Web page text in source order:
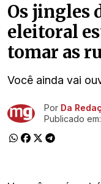
Os jingles
eleitoral
tomar as
Você ainda vai
Ir direto pra matéria
Por Da
Publicado em: